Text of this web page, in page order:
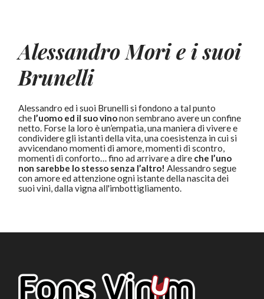
Alessandro Mori e i suoi
Brunelli
Alessandro ed i suoi Brunelli si fondono a tal punto
che l’uomo ed il suo vinonon sembrano avere un confine
netto. Forse la loro è un’empatia, una maniera di vivere e
condividere gli istanti della vita, una coesistenza in cui si
avvicendano momenti di amore, momenti di scontro,
momenti di conforto… fino ad arrivare a dire che l’uno
non sarebbe lo stesso senza l’altro! Alessandro segue
con amore ed attenzione ogni istante della nascita dei
suoi vini, dalla vigna all'imbottigliamento.